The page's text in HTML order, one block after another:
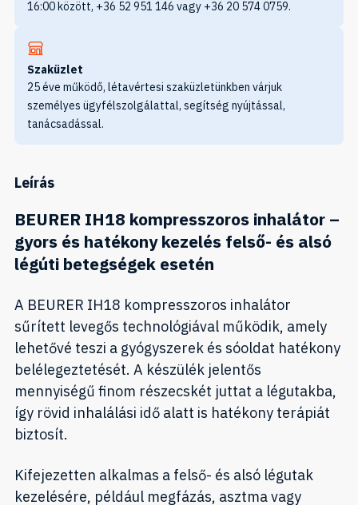
16:00 között, +36 52 951 146 vagy +36 20 574 0759.
Szaküzlet
25 éve működő, létavértesi szaküzletünkben várjuk
személyes ügyfélszolgálattal, segítség nyújtással,
tanácsadással.
Leírás
BEURER IH18 kompresszoros inhalátor –
gyors és hatékony kezelés felső- és alsó
légúti betegségek esetén
A BEURER IH18 kompresszoros inhalátor
sűrített levegős technológiával működik, amely
lehetővé teszi a gyógyszerek és sóoldat hatékony
belélegeztetését. A készülék jelentős
mennyiségű finom részecskét juttat a légutakba,
így rövid inhalálási idő alatt is hatékony terápiát
biztosít.
Kifejezetten alkalmas a felső- és alsó légutak
kezelésére, például megfázás, asztma vagy